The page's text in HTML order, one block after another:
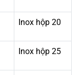
Inox hộp 20
Inox hộp 25